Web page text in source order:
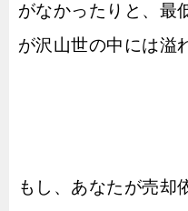
がなかったりと、最
が沢山世の中には溢
もし、あなたが売却